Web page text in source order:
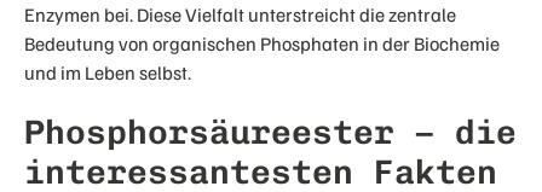
Enzymen bei. Diese Vielfalt unterstreicht die zentrale
Bedeutung von organischen Phosphaten in der Biochemie
und im Leben selbst.
Phosphorsäureester – die
interessantesten Fakten